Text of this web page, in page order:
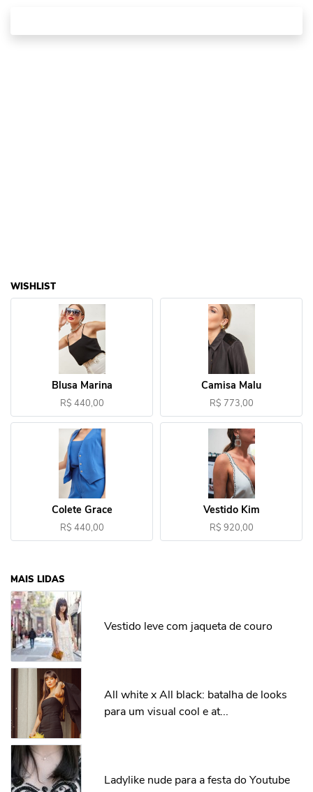
WISHLIST
Blusa Marina
R$ 440,00
Camisa Malu
R$ 773,00
Colete Grace
R$ 440,00
Vestido Kim
R$ 920,00
MAIS LIDAS
Vestido leve com jaqueta de couro
All white x All black: batalha de looks
para um visual cool e at...
Ladylike nude para a festa do Youtube